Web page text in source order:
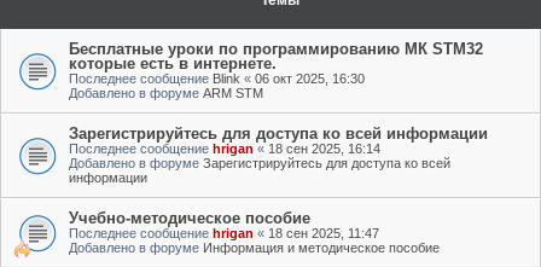
Бесплатные уроки по программированию МК STM32
которые есть в интернете.
Последнее сообщение Blink « 06 окт 2025, 16:30
Добавлено в форуме ARM STM
Зарегистрируйтесь для доступа ко всей информации
Последнее сообщение hrigan « 18 сен 2025, 16:14
Добавлено в форуме Зарегистрируйтесь для доступа ко всей
информации
Учебно-методическое пособие
Последнее сообщение hrigan « 18 сен 2025, 11:47
Добавлено в форуме Информация и методическое пособие